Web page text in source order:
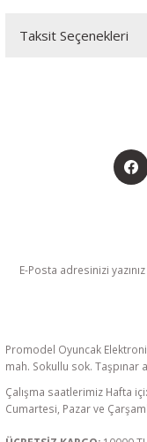
Taksit Seçenekleri
Promodel Oyuncak
mah. Sokullu sok. Taşpınar
Çalışma saatlerimiz Hafta
Cumartesi, Pazar ve